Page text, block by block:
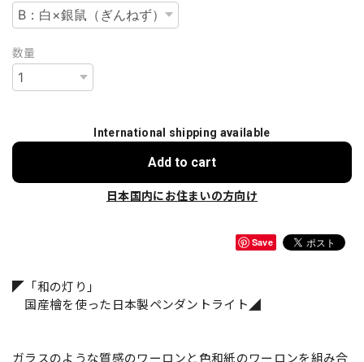
数量
International shipping available
Add to cart
日本国内にお住まいの方向け
Save
◤「和の灯り」
国産檜を使った日本製ペンダントライト◢
ガラスのような質感のワーロンと色和紙のワーロンを組み合